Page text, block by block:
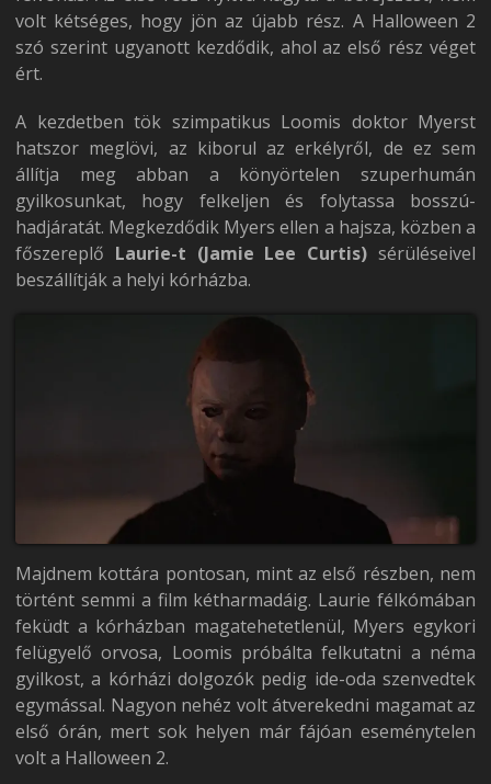
volt kétséges, hogy jön az újabb rész. A Halloween 2
szó szerint ugyanott kezdődik, ahol az első rész véget
ért.
A kezdetben tök szimpatikus Loomis doktor Myerst
hatszor meglövi, az kiborul az erkélyről, de ez sem
állítja meg abban a könyörtelen szuperhumán
gyilkosunkat, hogy felkeljen és folytassa bosszú-
hadjáratát. Megkezdődik Myers ellen a hajsza, közben a
főszereplő Laurie-t (Jamie Lee Curtis) sérüléseivel
beszállítják a helyi kórházba.
Majdnem kottára pontosan, mint az első részben, nem
történt semmi a film kétharmadáig. Laurie félkómában
feküdt a kórházban magatehetetlenül, Myers egykori
felügyelő orvosa, Loomis próbálta felkutatni a néma
gyilkost, a kórházi dolgozók pedig ide-oda szenvedtek
egymással. Nagyon nehéz volt átverekedni magamat az
első órán, mert sok helyen már fájóan eseménytelen
volt a Halloween 2.